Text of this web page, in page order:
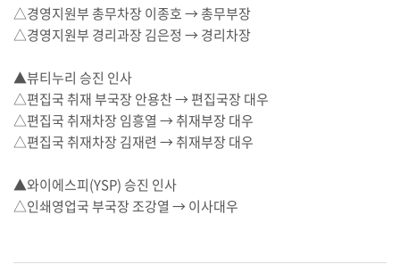
△경영지원부 총무차장 이종호 → 총무부장
△경영지원부 경리과장 김은정 → 경리차장
▲뷰티누리 승진 인사
△편집국 취재 부국장 안용찬 → 편집국장 대우
△편집국 취재차장 임흥열 → 취재부장 대우
△편집국 취재차장 김재련 → 취재부장 대우
▲와이에스피(YSP) 승진 인사
△인쇄영업국 부국장 조강열 → 이사대우